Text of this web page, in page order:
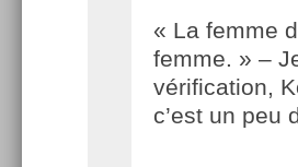
« La femme
femme. » –
vérification,
c’est un peu